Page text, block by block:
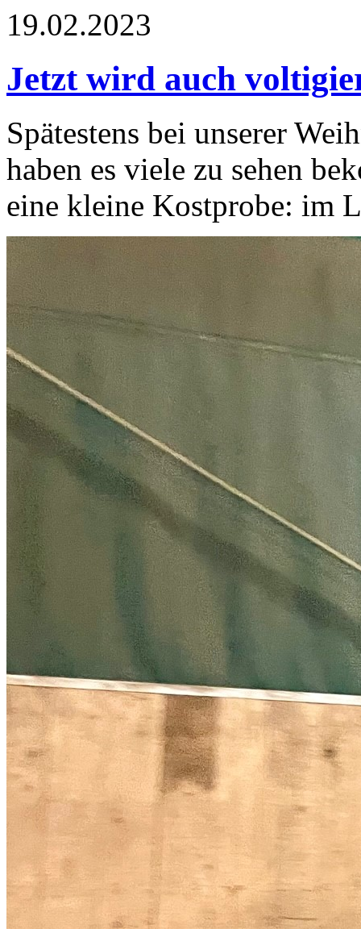
19.02.2023
Jetzt wird auch
Spätestens bei unserer
haben es viele zu sehen
eine kleine Kostprobe: im